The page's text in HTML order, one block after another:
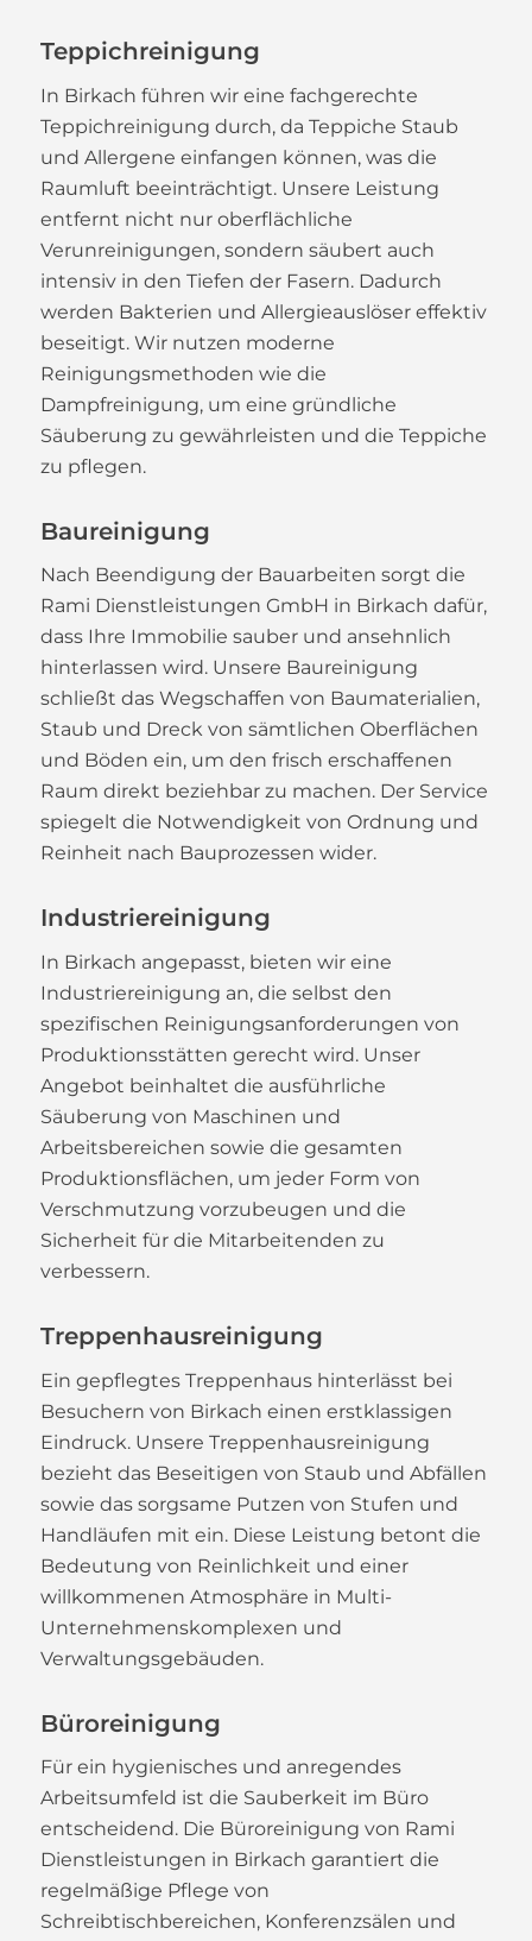
Teppichreinigung
In Birkach führen wir eine fachgerechte
Teppichreinigung durch, da Teppiche Staub
und Allergene einfangen können, was die
Raumluft beeinträchtigt. Unsere Leistung
entfernt nicht nur oberflächliche
Verunreinigungen, sondern säubert auch
intensiv in den Tiefen der Fasern. Dadurch
werden Bakterien und Allergieauslöser effektiv
beseitigt. Wir nutzen moderne
Reinigungsmethoden wie die
Dampfreinigung, um eine gründliche
Säuberung zu gewährleisten und die Teppiche
zu pflegen.
Baureinigung
Nach Beendigung der Bauarbeiten sorgt die
Rami Dienstleistungen GmbH in Birkach dafür,
dass Ihre Immobilie sauber und ansehnlich
hinterlassen wird. Unsere Baureinigung
schließt das Wegschaffen von Baumaterialien,
Staub und Dreck von sämtlichen Oberflächen
und Böden ein, um den frisch erschaffenen
Raum direkt beziehbar zu machen. Der Service
spiegelt die Notwendigkeit von Ordnung und
Reinheit nach Bauprozessen wider.
Industriereinigung
In Birkach angepasst, bieten wir eine
Industriereinigung an, die selbst den
spezifischen Reinigungsanforderungen von
Produktionsstätten gerecht wird. Unser
Angebot beinhaltet die ausführliche
Säuberung von Maschinen und
Arbeitsbereichen sowie die gesamten
Produktionsflächen, um jeder Form von
Verschmutzung vorzubeugen und die
Sicherheit für die Mitarbeitenden zu
verbessern.
Treppenhausreinigung
Ein gepflegtes Treppenhaus hinterlässt bei
Besuchern von Birkach einen erstklassigen
Eindruck. Unsere Treppenhausreinigung
bezieht das Beseitigen von Staub und Abfällen
sowie das sorgsame Putzen von Stufen und
Handläufen mit ein. Diese Leistung betont die
Bedeutung von Reinlichkeit und einer
willkommenen Atmosphäre in Multi-
Unternehmenskomplexen und
Verwaltungsgebäuden.
Büroreinigung
Für ein hygienisches und anregendes
Arbeitsumfeld ist die Sauberkeit im Büro
entscheidend. Die Büroreinigung von Rami
Dienstleistungen in Birkach garantiert die
regelmäßige Pflege von
Schreibtischbereichen, Konferenzsälen und